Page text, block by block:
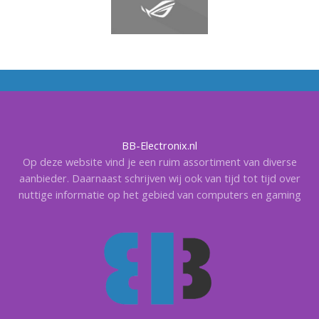
BB-Electronix.nl
Op deze website vind je een ruim assortiment van diverse
aanbieder. Daarnaast schrijven wij ook van tijd tot tijd over
nuttige informatie op het gebied van computers en gaming